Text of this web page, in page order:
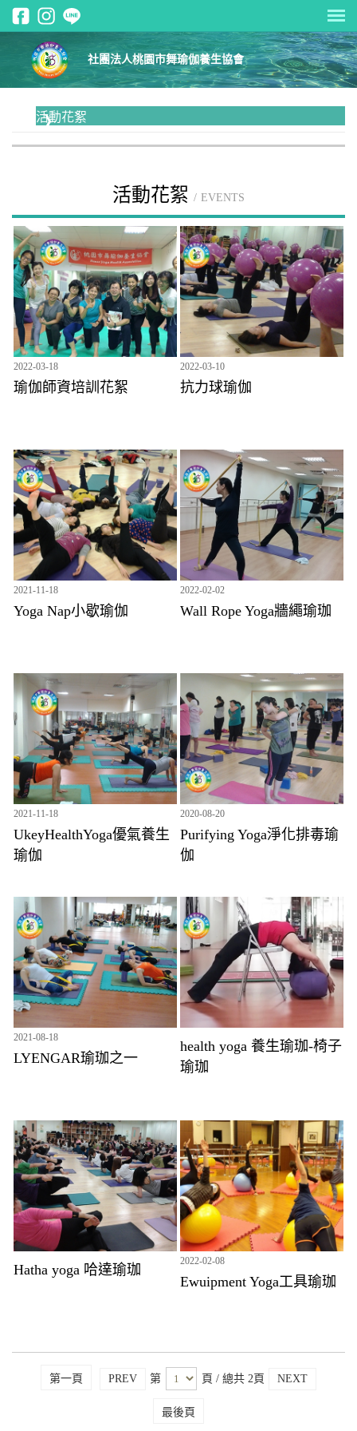
社團法人桃園市舞瑜伽養生協會
活動花絮
活動花絮 EVENTS
2022-03-18
瑜伽師資培訓花絮
2022-03-10
抗力球瑜伽
2021-11-18
Yoga Nap小歇瑜伽
2022-02-02
Wall Rope Yoga牆繩瑜珈
2021-11-18
UkeyHealthYoga優氣養生
瑜伽
2020-08-20
Purifying Yoga淨化排毒瑜
伽
2021-08-18
LYENGAR瑜珈之一
health yoga 養生瑜珈-椅子
瑜珈
Hatha yoga 哈達瑜珈
2022-02-08
Ewuipment Yoga工具瑜珈
第一頁 PREV 第 頁 / 總共 2頁 NEXT
最後頁